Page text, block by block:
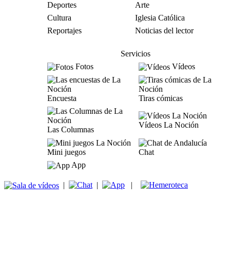
Deportes
Arte
Cultura
Iglesia Católica
Reportajes
Noticias del lector
Servicios
Fotos
Vídeos
Encuesta Tiras cómicas
Las Columnas
Vídeos La Noción
Mini juegos
Chat
App
| | |